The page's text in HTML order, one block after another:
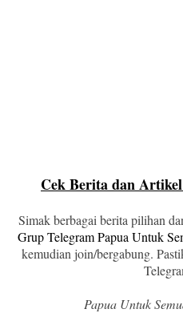
Cek Berita dan
Simak berbagai berita pilihan
Grup Telegram Papua Untuk
kemudian join/bergabung.
Papua Untuk